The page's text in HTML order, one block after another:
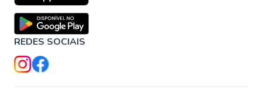
REDES SOCIAIS